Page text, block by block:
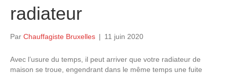
radiateur
Par Chauffagiste Bruxelles | 11 juin 2020
Avec l’usure du temps, il peut arriver que votre radiateur de
maison se troue, engendrant dans le même temps une fuite